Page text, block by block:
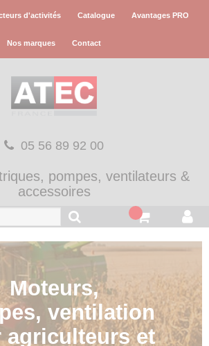
d'activités Catalogue Avantages PRO
Nos marques Contact
05 56 89 92 00
pompes, ventilateurs &
accessoires
Moteurs,
ventilation
agriculteurs et